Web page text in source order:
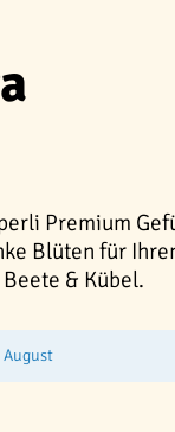
Premium
Blüten für
& Kübel.
August